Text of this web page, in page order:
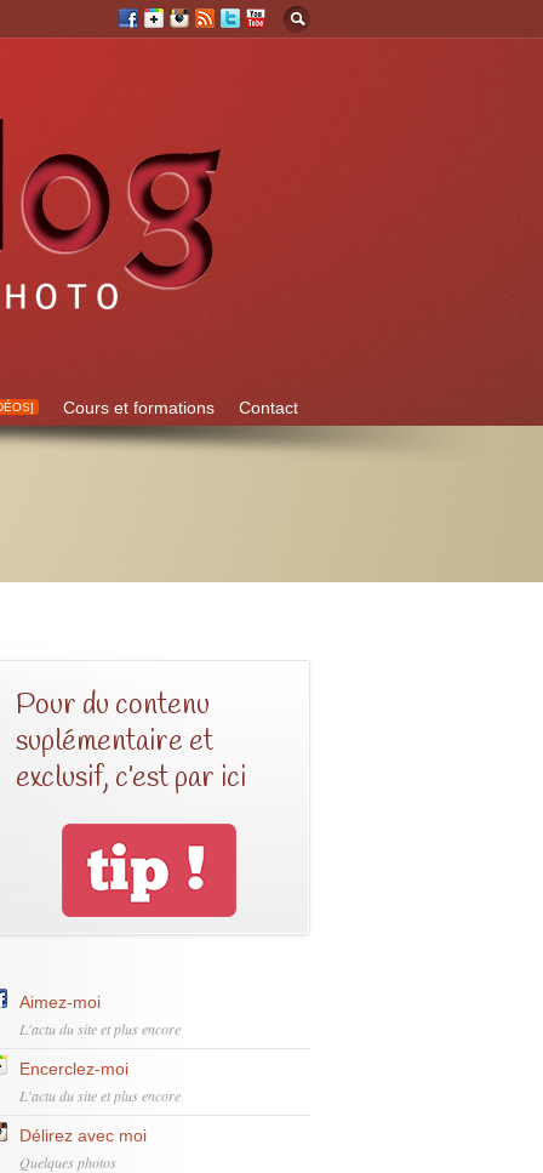
Cours et formations Contact
Pour du contenu
suplémentaire et
exclusif, c’est par ici
Aimez-moi
L'actu du site et plus encore
Encerclez-moi
L'actu du site et plus encore
Délirez avec moi
Quelques photos